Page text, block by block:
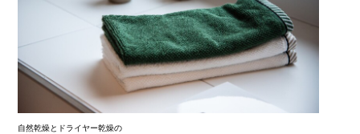
自然乾燥とドライヤー乾燥の